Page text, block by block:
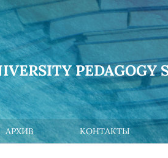
PEDAGOGY
АРХИВ КОНТАКТЫ